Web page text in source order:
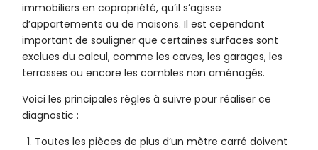
immobiliers en copropriété, qu’il s’agisse
d’appartements ou de maisons. Il est cependant
important de souligner que certaines surfaces sont
exclues du calcul, comme les caves, les garages, les
terrasses ou encore les combles non aménagés.
Voici les principales règles à suivre pour réaliser ce
diagnostic :
Toutes les pièces de plus d’un mètre carré doivent